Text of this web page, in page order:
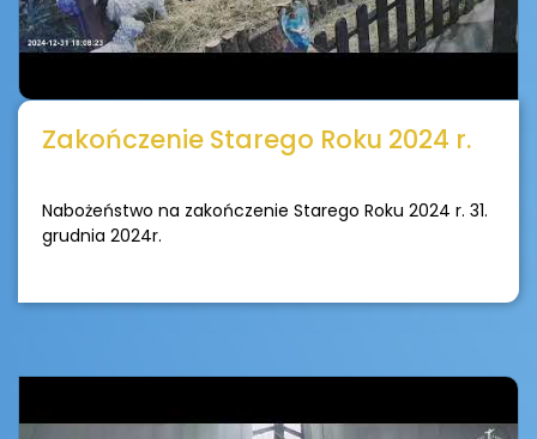
Zakończenie Starego Roku 2024 r.
Nabożeństwo na zakończenie Starego Roku 2024 r. 31.
grudnia 2024r.